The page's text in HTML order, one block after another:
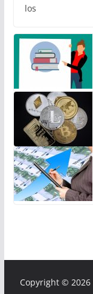
los
Copyright © 2026